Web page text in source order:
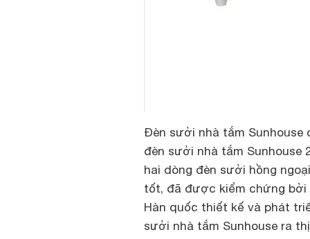
Đèn sưởi nhà tắm
đèn sưởi nhà tắm Sunhouse
hai dòng đèn sưởi hồng
tốt, đã được kiểm chứng bởi
Hàn quốc thiết kế và phát
sưởi nhà tắm Sunhouse ra